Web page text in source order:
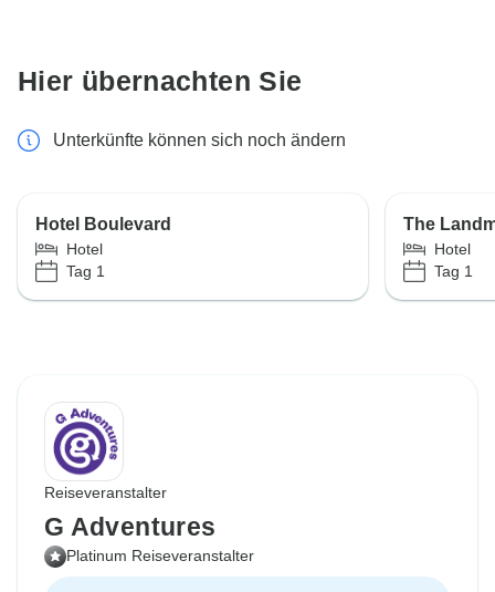
Hier übernachten Sie
Unterkünfte können sich noch ändern
Hotel Boulevard
Hotel
Tag 1
The
Hotel
Tag 1
Reiseveranstalter
G Adventures
Platinum Reiseveranstalter